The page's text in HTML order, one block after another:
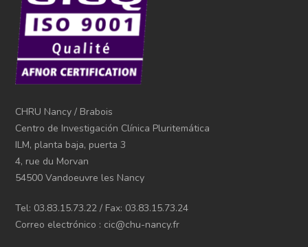
CHRU Nancy / Brabois
Centro de Investigación Clínica Pluritemática
ILM, planta baja, puerta 3
4, rue du Morvan
54500 Vandoeuvre les Nancy
Tel: 03.83.15.73.22 / Fax: 03.83.15.73.24
Correo electrónico : cic@chu-nancy.fr